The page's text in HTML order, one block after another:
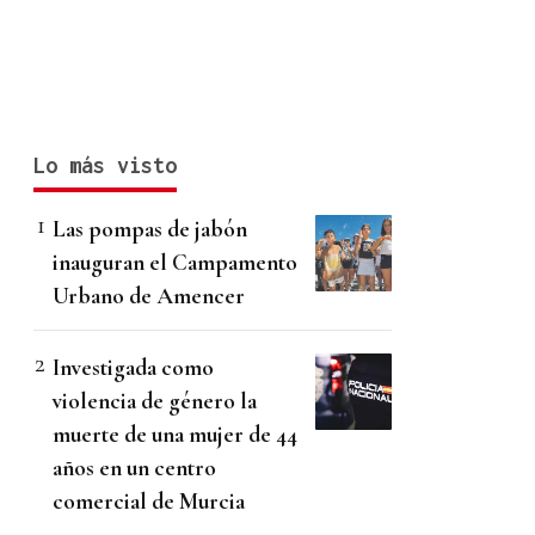
Lo más visto
Las pompas de jabón
inauguran el Campamento
Urbano de Amencer
Investigada como
violencia de género la
muerte de una mujer de 44
años en un centro
comercial de Murcia